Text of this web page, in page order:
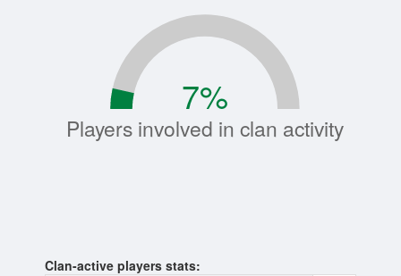
Players involved in clan activity
7%
Clan-active players stats: